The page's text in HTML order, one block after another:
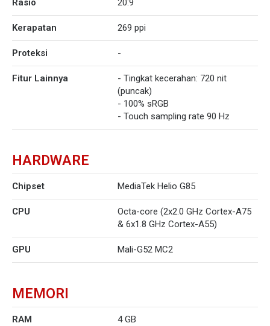
Rasio 20:9
Kerapatan 269 ppi
Proteksi -
Fitur Lainnya
- Tingkat kecerahan: 720 nit
(puncak)
- 100% sRGB
- Touch sampling rate 90 Hz
HARDWARE
Chipset MediaTek Helio G85
CPU
Octa-core (2x2.0 GHz Cortex-A75
& 6x1.8 GHz Cortex-A55)
GPU Mali-G52 MC2
MEMORI
RAM 4 GB